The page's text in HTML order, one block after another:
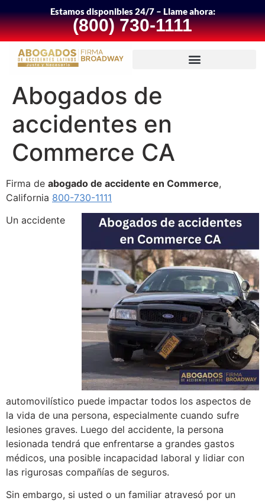
Estamos disponibles 24/7 – Llame ahora:
(800) 730-1111
Abogados de
accidentes en
Commerce CA
Firma de abogado de accidente en Commerce,
California 800-730-1111
Un accidente
automovilístico puede impactar todos los aspectos de
la vida de una persona, especialmente cuando sufre
lesiones graves. Luego del accidente, la persona
lesionada tendrá que enfrentarse a grandes gastos
médicos, una posible incapacidad laboral y lidiar con
las rigurosas compañías de seguros.
Sin embargo, si usted o un familiar atravesó por un